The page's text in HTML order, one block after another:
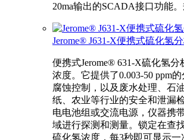
20ma输出的SCADA接口功能
Jerome® J631-X便携式硫化氢
便携式Jerome® 631-X硫化氢
浓度。它提供了0.003-50 ppm
腐蚀控制，以及废水处理、石
纸、农业等行业的安全和泄漏
电电池组或交流电源，仪器携
域进行探测和测量。锁定在查
硫化氢浓度，每3秒即可显示